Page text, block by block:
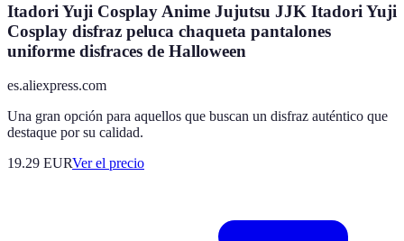
Itadori Yuji Cosplay Anime Jujutsu JJK Itadori Yuji
Cosplay disfraz peluca chaqueta pantalones
uniforme disfraces de Halloween
es.aliexpress.com
Una gran opción para aquellos que buscan un disfraz auténtico que
destaque por su calidad.
19.29 EURVer el precio